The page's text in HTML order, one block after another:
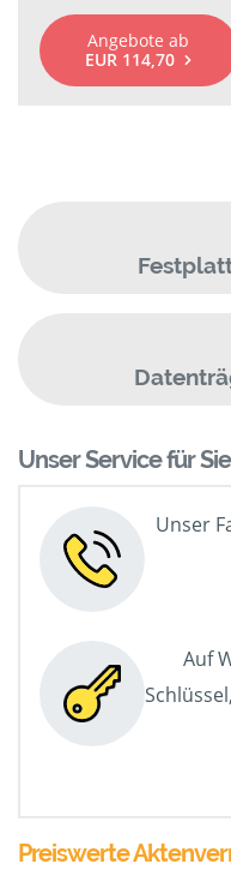
Angebote ab
EUR 114,70
Unser Service für Sie
Unser
Auf
Preiswerte